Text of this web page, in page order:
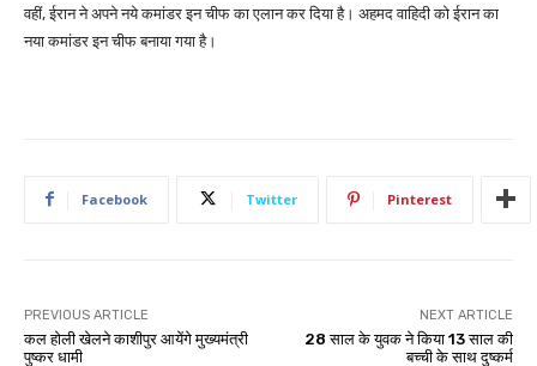
वहीं, ईरान ने अपने नये कमांडर इन चीफ का एलान कर दिया है। अहमद वाहिदी को ईरान का
नया कमांडर इन चीफ बनाया गया है।
Facebook Twitter Pinterest
PREVIOUS ARTICLE
कल होली खेलने काशीपुर आयेंगे मुख्यमंत्री
पुष्कर धामी
NEXT ARTICLE
28 साल के युवक ने किया 13 साल की
बच्ची के साथ दुष्कर्म